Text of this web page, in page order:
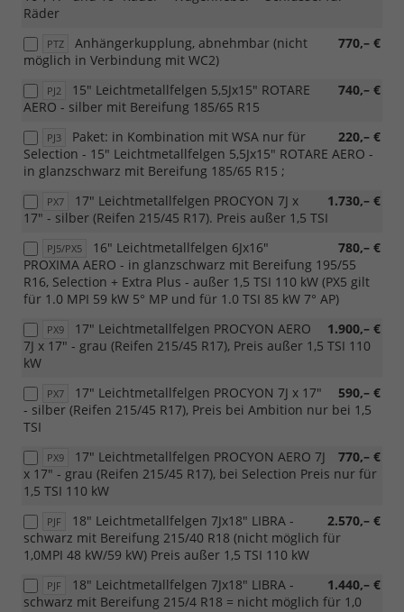
Räder
PTZ 770,– €
Anhängerkupplung, abnehmbar (nicht
möglich in Verbindung mit WC2)
PJ2 740,– €
15" Leichtmetallfelgen 5,5Jx15" ROTARE
AERO - silber mit Bereifung 185/65 R15
PJ3 220,– €
Paket: in Kombination mit WSA nur für
Selection - 15" Leichtmetallfelgen 5,5Jx15" ROTARE AERO -
in glanzschwarz mit Bereifung 185/65 R15 ;
PX7 1.730,– €
17" Leichtmetallfelgen PROCYON 7J x
17" - silber (Reifen 215/45 R17). Preis außer 1,5 TSI
PJ5/PX5 780,– €
16" Leichtmetallfelgen 6Jx16"
PROXIMA AERO - in glanzschwarz mit Bereifung 195/55
R16, Selection + Extra Plus - außer 1,5 TSI 110 kW (PX5 gilt
für 1.0 MPI 59 kW 5° MP und für 1.0 TSI 85 kW 7° AP)
PX9 1.900,– €
17" Leichtmetallfelgen PROCYON AERO
7J x 17" - grau (Reifen 215/45 R17), Preis außer 1,5 TSI 110
kW
PX7 590,– €
17" Leichtmetallfelgen PROCYON 7J x 17"
- silber (Reifen 215/45 R17), Preis bei Ambition nur bei 1,5
TSI
PX9 770,– €
17" Leichtmetallfelgen PROCYON AERO 7J
x 17" - grau (Reifen 215/45 R17), bei Selection Preis nur für
1,5 TSI 110 kW
PJF 2.570,– €
18" Leichtmetallfelgen 7Jx18" LIBRA -
schwarz mit Bereifung 215/40 R18 (nicht möglich für
1,0MPI 48 kW/59 kW) Preis außer 1,5 TSI 110 kW
PJF 1.440,– €
18" Leichtmetallfelgen 7Jx18" LIBRA -
schwarz mit Bereifung 215/4 R18 = nicht möglich für 1,0